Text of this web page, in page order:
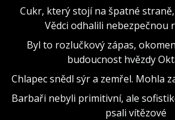
Cukr, který stojí na špatné
Vědci odhalili nebezpečnou
Byl to rozlučkový zápas,
budoucnost hvězdy
Chlapec snědl sýr a zemřel. Mohla
Barbaři nebyli primitivní, ale
psali vítězové